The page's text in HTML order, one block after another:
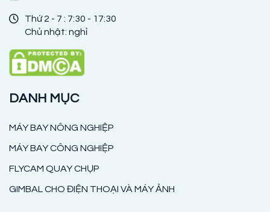
Thứ 2 - 7 : 7:30 - 17:30
Chủ nhật: nghỉ
DANH MỤC
MÁY BAY NÔNG NGHIỆP
MÁY BAY CÔNG NGHIỆP
FLYCAM QUAY CHỤP
GIMBAL CHO ĐIỆN THOẠI VÀ MÁY ẢNH